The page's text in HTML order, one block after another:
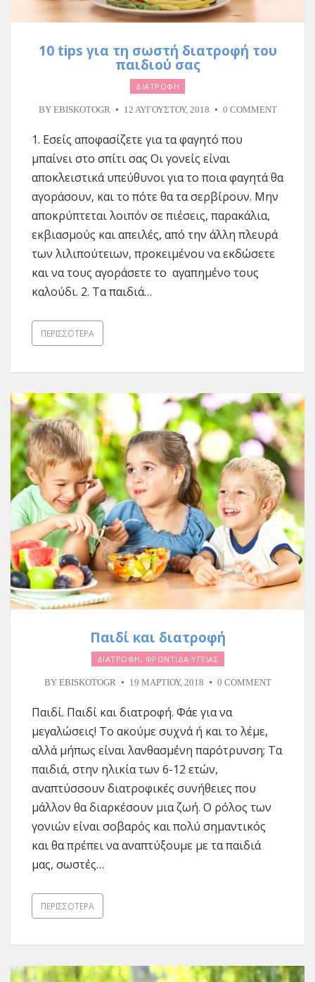
10 tips για τη σωστή διατροφή του
παιδιού σας
ΔΙΑΤΡΟΦΗ
BY EBISKOTOGR 12 ΑΥΓΟΎΣΤΟΥ, 2018 0 COMMENT
1. Εσείς αποφασίζετε για τα φαγητό που
μπαίνει στο σπίτι σας Οι γονείς είναι
αποκλειστικά υπεύθυνοι για το ποια φαγητά θα
αγοράσουν, και το πότε θα τα σερβίρουν. Μην
αποκρύπτεται λοιπόν σε πιέσεις, παρακάλια,
εκβιασμούς και απειλές, από την άλλη πλευρά
των λιλιπούτειων, προκειμένου να εκδώσετε
και να τους αγοράσετε το αγαπημένο τους
καλούδι. 2. Τα παιδιά…
ΠΕΡΙΣΣΌΤΕΡΑ
Παιδί και διατροφή
ΔΙΑΤΡΟΦΗ, ΦΡΟΝΤΙΔΑ ΥΓΕΙΑΣ
BY EBISKOTOGR 19 ΜΑΡΤΊΟΥ, 2018 0 COMMENT
Παιδί. Παιδί και διατροφή. Φάε για να
μεγαλώσεις! Το ακούμε συχνά ή και το λέμε,
αλλά μήπως είναι λανθασμένη παρότρυνση; Τα
παιδιά, στην ηλικία των 6-12 ετών,
αναπτύσσουν διατροφικές συνήθειες που
μάλλον θα διαρκέσουν μια ζωή. Ο ρόλος των
γονιών είναι σοβαρός και πολύ σημαντικός
και θα πρέπει να αναπτύξουμε με τα παιδιά
μας, σωστές…
ΠΕΡΙΣΣΌΤΕΡΑ